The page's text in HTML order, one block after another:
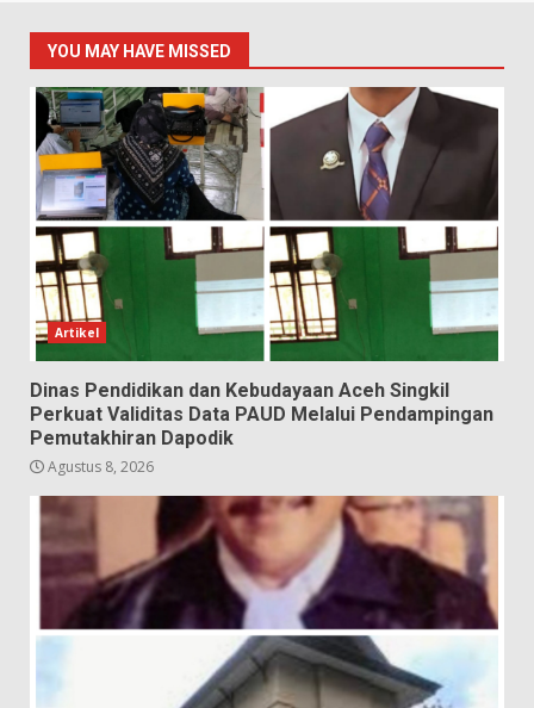
YOU MAY HAVE MISSED
Artikel
Dinas Pendidikan dan Kebudayaan Aceh Singkil
Perkuat Validitas Data PAUD Melalui Pendampingan
Pemutakhiran Dapodik
Agustus 8, 2026